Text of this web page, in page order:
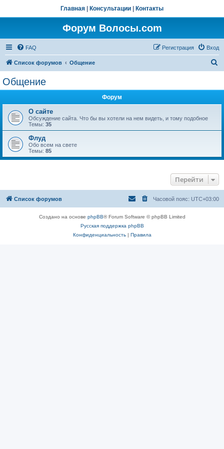
Главная Консультации Контакты
Форум Волосы.com
FAQ Вход
Регистрация
Список форумов Общение
Общение
Форум
О сайте
Обсуждение сайта. Что бы вы хотели на нем видеть, и тому подобное
Темы: 35
Флуд
Обо всем на свете
Темы: 85
Перейти
Список форумов Часовой пояс: UTC+03:00
Создано на основе phpBB® Forum Software © phpBB Limited
Русская поддержка phpBB
Конфиденциальность| Правила